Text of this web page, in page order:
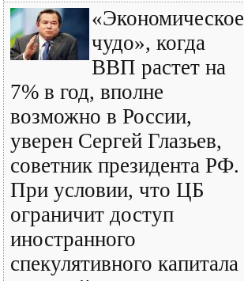
«Экономическое
чудо», когда
ВВП растет на
7% в год, вполне
возможно в России,
уверен Сергей Глазьев,
советник президента РФ.
При условии, что ЦБ
ограничит доступ
иностранного
спекулятивного капитала